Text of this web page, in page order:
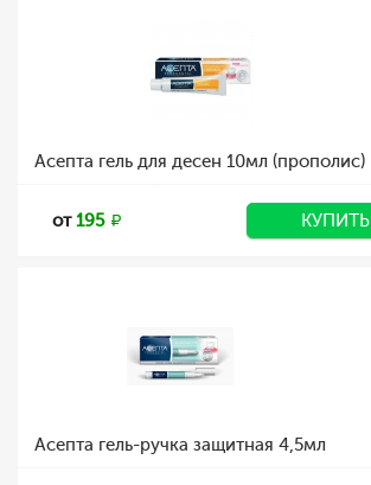
Асепта гель для десен 10мл (прополис)
от195 КУПИТЬ
Асепта гель-ручка защитная 4,5мл